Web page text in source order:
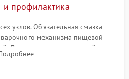
и профилактика
узлов. Обязательная смазка
механизма пищевой
Проведение программной
системы от кофейных масел.